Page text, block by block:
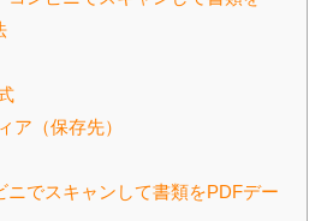
ア（保存先）
ニでスキャンして書類をPDFデー